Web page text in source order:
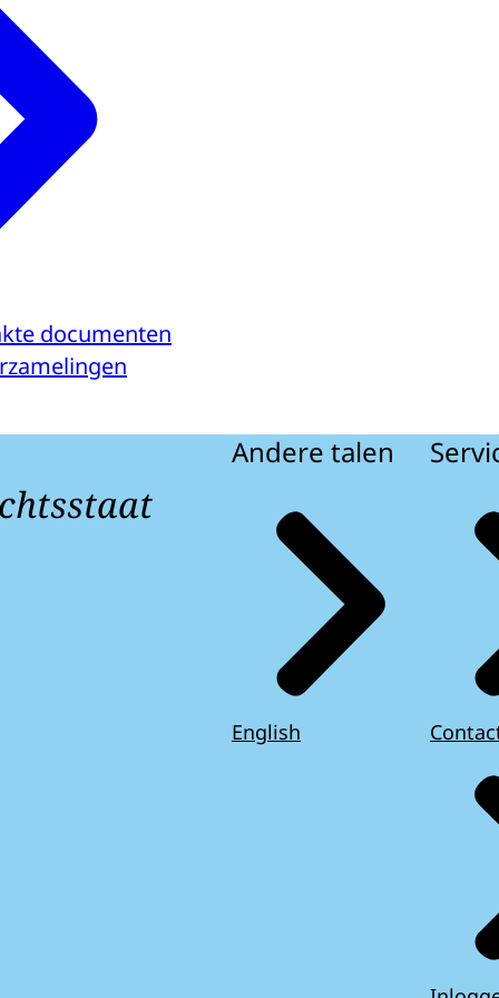
documenten
Andere talen
English